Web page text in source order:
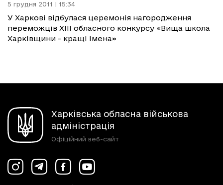
5 грудня 2011 | 15:34
У Харкові відбулася церемонія нагородження
переможців ХІІІ обласного конкурсу «Вища школа
Харківщини - кращі імена»
Харківська обласна військова
адміністрація
Офіційний веб-сайт